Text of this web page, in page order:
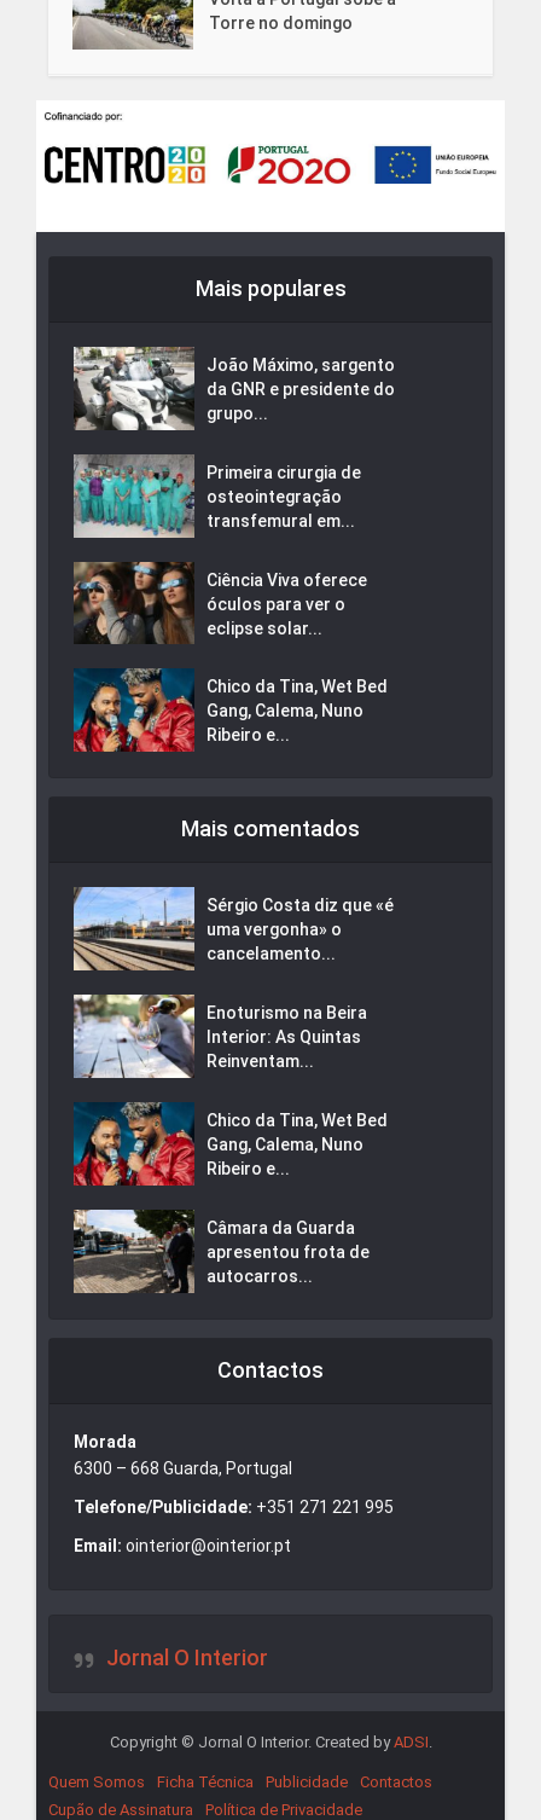
Torre no domingo
Mais populares
João Máximo, sargento
da GNR e presidente do
grupo...
Primeira cirurgia de
osteointegração
transfemural em...
Ciência Viva oferece
óculos para ver o
eclipse solar...
Chico da Tina, Wet Bed
Gang, Calema, Nuno
Ribeiro e...
Mais comentados
Sérgio Costa diz que «é
uma vergonha» o
cancelamento...
Enoturismo na Beira
Interior: As Quintas
Reinventam...
Chico da Tina, Wet Bed
Gang, Calema, Nuno
Ribeiro e...
Câmara da Guarda
apresentou frota de
autocarros...
Contactos
Morada
6300 – 668 Guarda, Portugal
Telefone/Publicidade: +351 271 221 995
Email: ointerior@ointerior.pt
Jornal O Interior
Copyright © Jornal O Interior. Created byADSI.
Quem Somos Ficha Técnica Publicidade
Contactos
Cupão de Assinatura
Política de Privacidade